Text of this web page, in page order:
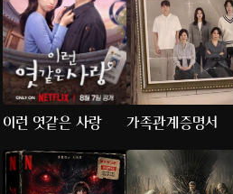
이런 엿같은 사랑 가족관계증명서